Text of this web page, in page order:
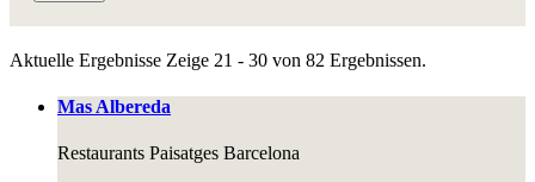
Aktuelle Ergebnisse Zeige 21 - 30 von 82 Ergebnissen.
Mas Albereda
Restaurants Paisatges Barcelona